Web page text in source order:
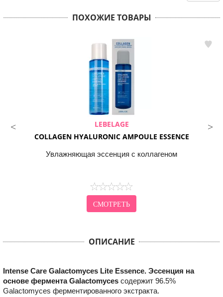
ПОХОЖИЕ ТОВАРЫ
LEBELAGE
COLLAGEN HYALURONIC AMPOULE ESSENCE
Увлажняющая эссенция с коллагеном
СМОТРЕТЬ
ОПИСАНИЕ
Intense Care Galactomyces Lite Essence. Эссенция на
основе фермента Galactomyces содержит 96.5%
Galactomyces ферментированного экстракта.